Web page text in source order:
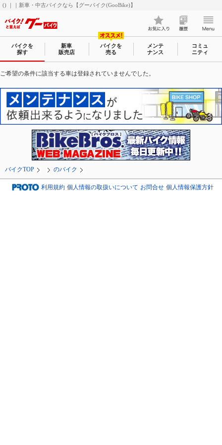
() ｜｜新車・中古バイクなら【グーバイク(GooBike)】
バイクを
探す
新車
販売店
バイクを
売る
メンテ
ナンス
コミュ
ニティ
ご希望の条件に該当する車は登録されていませんでした。
バイクTOP のバイク
利用規約 個人情報の取扱いについて お問合せ 個人情報保護方針